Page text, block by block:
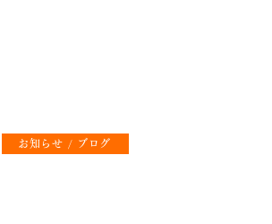
お知らせ ブログ